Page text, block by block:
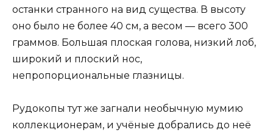
останки странного на вид существа. В высоту
оно было не более 40 см, а весом — всего 300
граммов. Большая плоская голова, низкий лоб,
широкий и плоский нос,
непропорциональные глазницы.
Рудокопы тут же загнали необычную мумию
коллекционерам, и учёные добрались до неё